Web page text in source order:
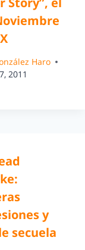
Haro
2011
y
secuela